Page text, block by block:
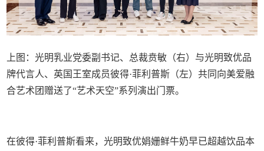
上图：光明乳业党委副书记、总裁贲敏（右）与光明致优品
牌代言人、英国王室成员彼得·菲利普斯（左）共同向美爱融
合艺术团赠送了“艺术天空”系列演出门票。
在彼得·菲利普斯看来，光明致优娟姗鲜牛奶早已超越饮品本